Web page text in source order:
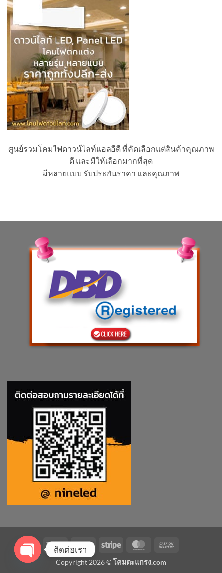
ศูนย์รวมโคมไฟดาวน์ไลท์แอลอีดี ที่คัดเลือกแต่สินค้าคุณภาพ
ดี และมีให้เลือกมากที่สุด
มีหลายแบบ รับประกันราคา และคุณภาพ
Visa PayPal Stripe MasterCard
Copyright 2026 ©โคมตะแกรง.com
ติดต่อเรา